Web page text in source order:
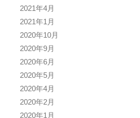
2021年4月
2021年1月
2020年10月
2020年9月
2020年6月
2020年5月
2020年4月
2020年2月
2020年1月